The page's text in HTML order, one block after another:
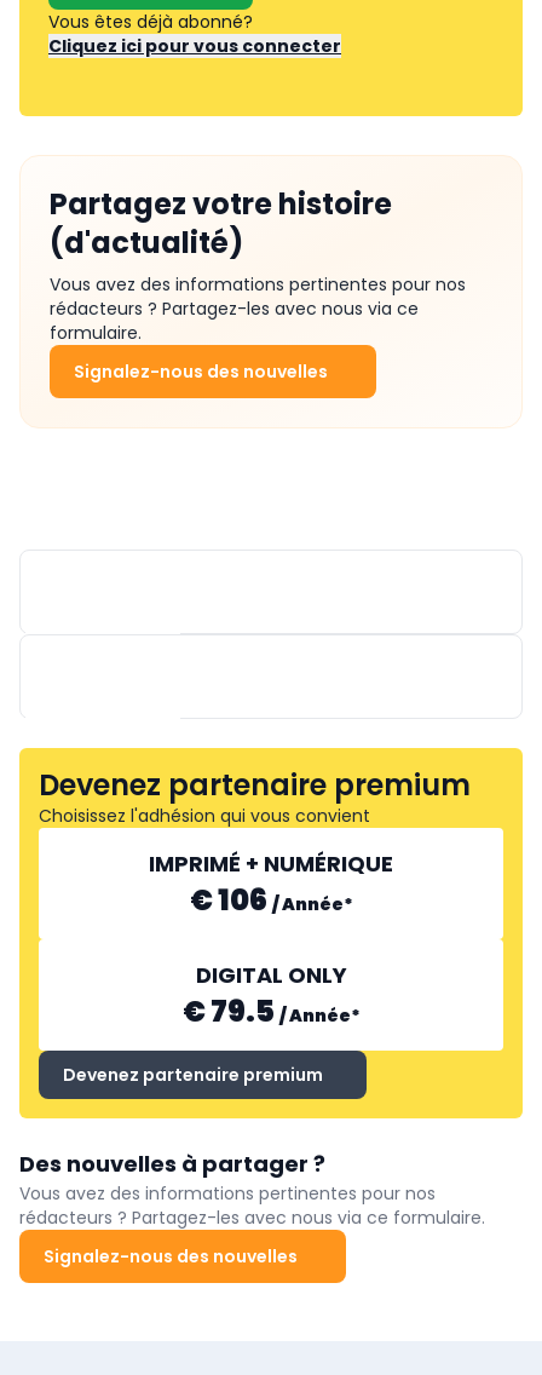
Vous êtes déjà abonné?
Cliquez ici pour vous connecter
Partagez votre histoire
(d'actualité)
Vous avez des informations pertinentes pour nos
rédacteurs ? Partagez-les avec nous via ce
formulaire.
Signalez-nous des nouvelles
SPELSBERG BELGIUM
Devenez partenaire premium
Choisissez l'adhésion qui vous convient
IMPRIMÉ + NUMÉRIQUE
€ 106 /Année*
DIGITAL ONLY
€ 79.5 /Année*
Devenez partenaire premium
Des nouvelles à partager ?
Vous avez des informations pertinentes pour nos
rédacteurs ? Partagez-les avec nous via ce formulaire.
Signalez-nous des nouvelles